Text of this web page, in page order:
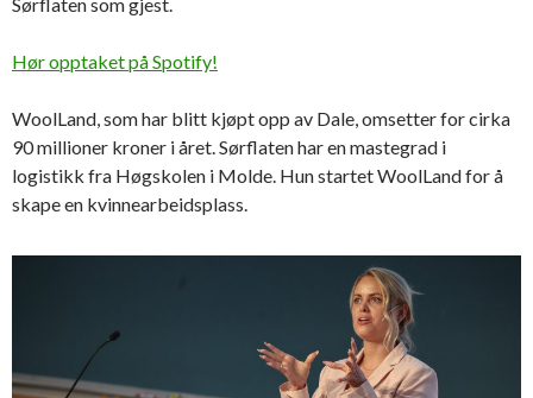
Sørflaten som gjest.
Hør opptaket på Spotify!
WoolLand, som har blitt kjøpt opp av Dale, omsetter for cirka
90 millioner kroner i året. Sørflaten har en mastegrad i
logistikk fra Høgskolen i Molde. Hun startet WoolLand for å
skape en kvinnearbeidsplass.